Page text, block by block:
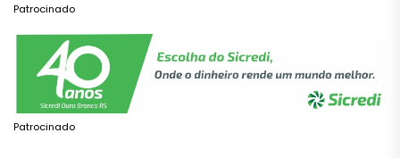
Patrocinado
Patrocinado